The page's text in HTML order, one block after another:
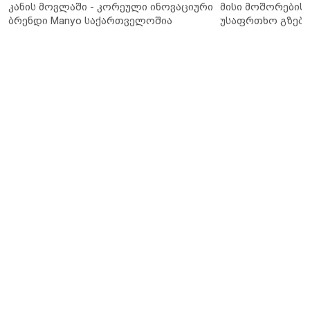
კანის მოვლაში - კორეული ინოვაციური
ბრენდი Manyo საქართველოშია
მისი მოშორების
უსაფრთხო გზები